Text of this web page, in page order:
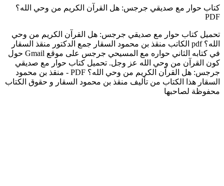
كتاب حوار مع صديقي جرجس: هل القرآن الكريم من وحي الله؟
PDF
تحميل كتاب حوار مع صديقي جرجس: هل القرآن الكريم من وحي
الله؟ pdf الكاتب منقذ بن محمود السقار جمع الدكتور منقذ السقار
في كتابه الثاني حواره مع المسيحي جرجس على موقع Gmail حول
كون القرآن من وحي الله عز وجل. تحميل كتاب حوار مع صديقي
جرجس: هل القرآن الكريم من وحي الله؟ PDF - منقذ بن محمود
السقار هذا الكتاب من تأليف منقذ بن محمود السقار و حقوق الكتاب
محفوظة لصاحبها